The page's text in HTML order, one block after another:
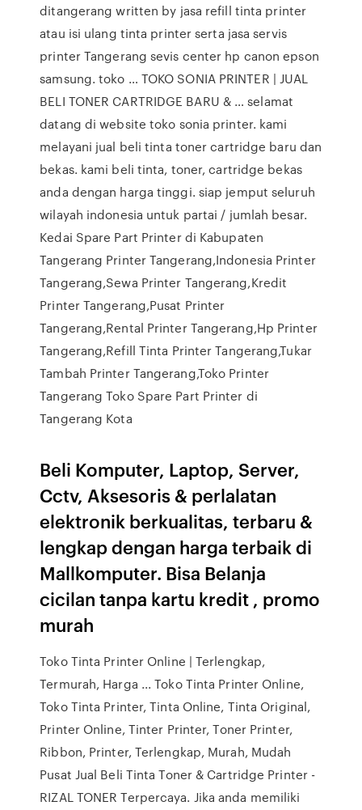
ditangerang written by jasa refill tinta printer
atau isi ulang tinta printer serta jasa servis
printer Tangerang sevis center hp canon epson
samsung. toko … TOKO SONIA PRINTER | JUAL
BELI TONER CARTRIDGE BARU & … selamat
datang di website toko sonia printer. kami
melayani jual beli tinta toner cartridge baru dan
bekas. kami beli tinta, toner, cartridge bekas
anda dengan harga tinggi. siap jemput seluruh
wilayah indonesia untuk partai / jumlah besar.
Kedai Spare Part Printer di Kabupaten
Tangerang Printer Tangerang,Indonesia Printer
Tangerang,Sewa Printer Tangerang,Kredit
Printer Tangerang,Pusat Printer
Tangerang,Rental Printer Tangerang,Hp Printer
Tangerang,Refill Tinta Printer Tangerang,Tukar
Tambah Printer Tangerang,Toko Printer
Tangerang Toko Spare Part Printer di
Tangerang Kota
Beli Komputer, Laptop, Server,
Cctv, Aksesoris & perlalatan
elektronik berkualitas, terbaru &
lengkap dengan harga terbaik di
Mallkomputer. Bisa Belanja
cicilan tanpa kartu kredit , promo
murah
Toko Tinta Printer Online | Terlengkap,
Termurah, Harga ... Toko Tinta Printer Online,
Toko Tinta Printer, Tinta Online, Tinta Original,
Printer Online, Tinter Printer, Toner Printer,
Ribbon, Printer, Terlengkap, Murah, Mudah
Pusat Jual Beli Tinta Toner & Cartridge Printer -
RIZAL TONER Terpercaya. Jika anda memiliki